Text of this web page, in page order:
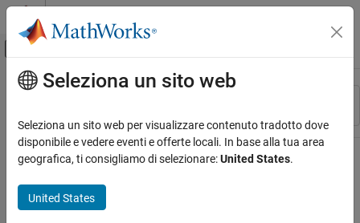
Vai al contenuto
Attiva/disattiva menu di navigazione
Risorsa
Stato
Contenuto principale
Seleziona un sito web
Seleziona un sito web per visualizzare contenuto tradotto dove
disponibile e vedere eventi e offerte locali. In base alla tua area
geografica, ti consigliamo di selezionare:United States.
United States